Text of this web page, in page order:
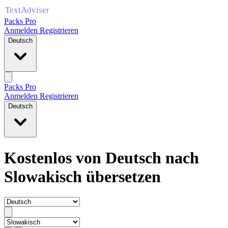
Packs Pro
Anmelden Registrieren
Deutsch
Packs Pro
Anmelden Registrieren
Deutsch
Kostenlos von Deutsch nach
Slowakisch übersetzen